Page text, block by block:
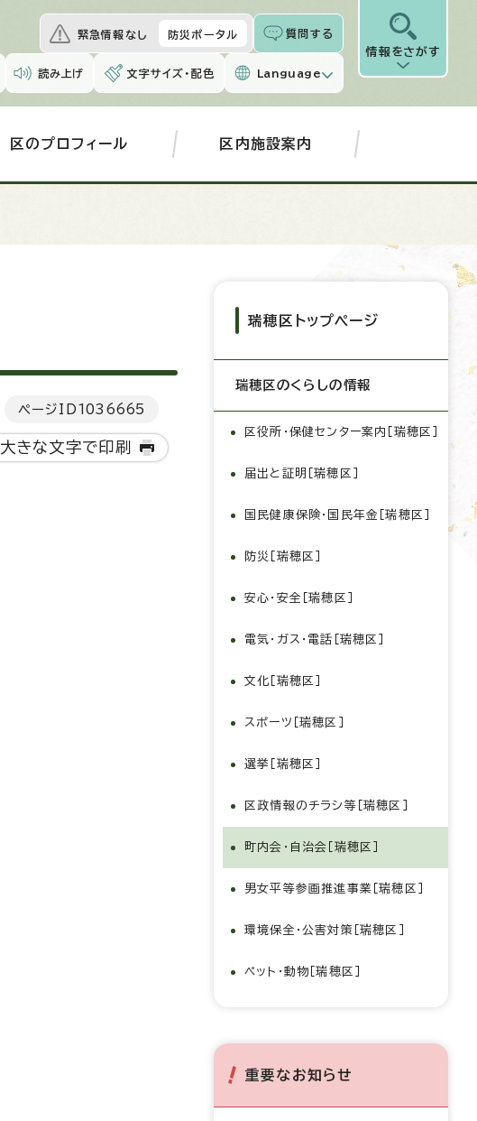
緊急情報なし 防災ポータル 質問する
読み上げ 文字サイズ・配色 Language
情報をさがす
区のプロフィール 区内施設案内
ページID 1036665
大きな文字で印刷
瑞穂区トップページ
瑞穂区のくらしの情報
区役所・保健センター案内［瑞穂区］
届出と証明［瑞穂区］
国民健康保険・国民年金［瑞穂区］
防災［瑞穂区］
安心・安全［瑞穂区］
電気・ガス・電話［瑞穂区］
文化［瑞穂区］
スポーツ［瑞穂区］
選挙［瑞穂区］
区政情報のチラシ等［瑞穂区］
町内会・自治会［瑞穂区］
男女平等参画推進事業［瑞穂区］
環境保全・公害対策［瑞穂区］
ペット・動物［瑞穂区］
重要なお知らせ